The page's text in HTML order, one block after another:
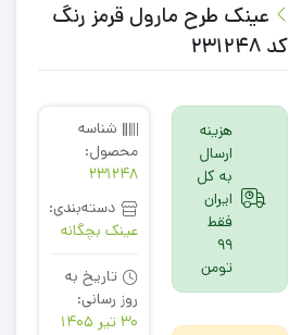
عینک طرح مارول قرمز رنگ
کد 231248
هزینه
ارسال
به کل
ایران
فقط
99
تومن
شناسه
محصول:
231248
دسته‌بندی:
عینک بچگانه
تاریخ به
روز رسانی:
30 تیر 1405